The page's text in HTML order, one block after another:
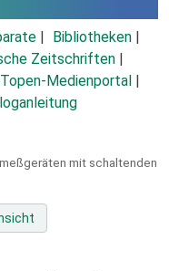
Bibliotheken
Zeitschriften
Medienportal
mit schaltenden